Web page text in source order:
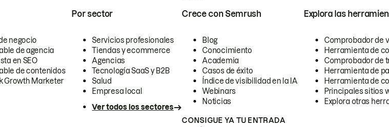
negocio
de agencia
en SEO
de contenidos
Growth Marketer
Por sector
Servicios profesionales
Tiendas y ecommerce
Agencias
Tecnología SaaS y B2B
Salud
Empresa local
Ver todos los sectores
Crece con Semrush
Blog
Conocimiento
Academia
Casos de éxito
Índice de visibilidad en la IA
Webinars
Noticias
Explora las
Comprobador de
Herramienta de
Comprobador de
Herramienta de
Herramienta de
Principales sitios
Explora otras
CONSIGUE YA TU ENTRADA